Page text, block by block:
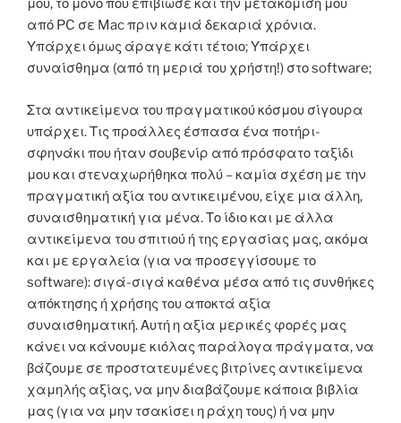
μου, το μόνο που επιβίωσε και την μετακόμισή μου
από PC σε Mac πριν καμιά δεκαριά χρόνια.
Υπάρχει όμως άραγε κάτι τέτοιο; Υπάρχει
συναίσθημα (από τη μεριά του χρήστη!) στο software;
Στα αντικείμενα του πραγματικού κόσμου σίγουρα
υπάρχει. Τις προάλλες έσπασα ένα ποτήρι-
σφηνάκι που ήταν σουβενίρ από πρόσφατο ταξίδι
μου και στεναχωρήθηκα πολύ – καμία σχέση με την
πραγματική αξία του αντικειμένου, είχε μια άλλη,
συναισθηματική για μένα. Το ίδιο και με άλλα
αντικείμενα του σπιτιού ή της εργασίας μας, ακόμα
και με εργαλεία (για να προσεγγίσουμε το
software): σιγά-σιγά καθένα μέσα από τις συνθήκες
απόκτησης ή χρήσης του αποκτά αξία
συναισθηματική. Αυτή η αξία μερικές φορές μας
κάνει να κάνουμε κιόλας παράλογα πράγματα, να
βάζουμε σε προστατευμένες βιτρίνες αντικείμενα
χαμηλής αξίας, να μην διαβάζουμε κάποια βιβλία
μας (για να μην τσακίσει η ράχη τους) ή να μην